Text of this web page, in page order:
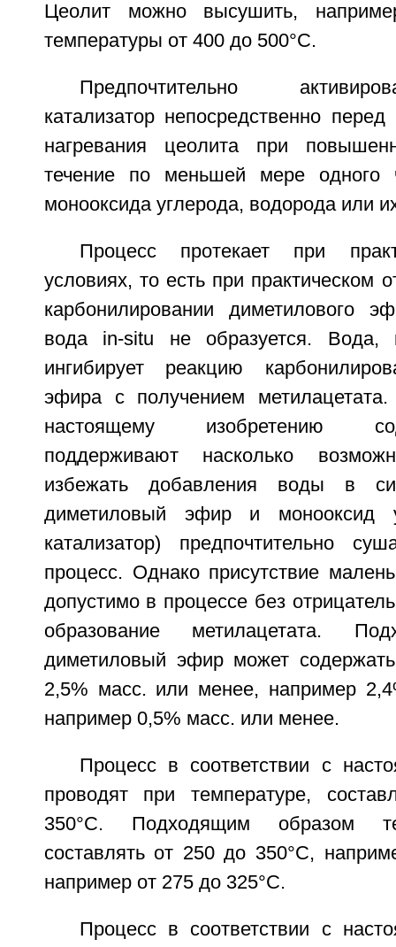
Цеолит можно высушить,
температуры от 400 до 500°С.
Предпочтительно
катализатор непосредственно
нагревания цеолита при
течение по меньшей мере одного
монооксида углерода, водорода или
Процесс протекает при
условиях, то есть при практическом
карбонилировании диметилового
вода in-situ не образуется. Вода,
ингибирует реакцию
эфира с получением
настоящему изобретению
поддерживают насколько
избежать добавления воды в
диметиловый эфир и монооксид
катализатор) предпочтительно
процесс. Однако присутствие
допустимо в процессе без
образование метилацетата.
диметиловый эфир может
2,5% масс. или менее, например
например 0,5% масс. или менее.
Процесс в соответствии с
проводят при температуре,
350°С. Подходящим образом
составлять от 250 до 350°С,
например от 275 до 325°С.
Процесс в соответствии с